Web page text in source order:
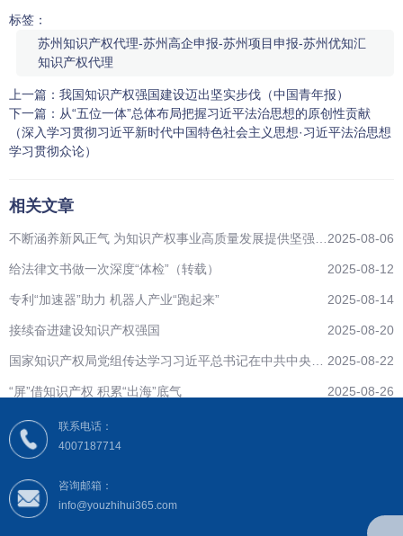
标签：
苏州知识产权代理-苏州高企申报-苏州项目申报-苏州优知汇
知识产权代理
上一篇： 我国知识产权强国建设迈出坚实步伐（中国青年报）
下一篇： 从“五位一体”总体布局把握习近平法治思想的原创性贡献
（深入学习贯彻习近平新时代中国特色社会主义思想·习近平法治思想
学习贯彻众论）
相关文章
2025-08-06
不断涵养新风正气 为知识产权事业高质量发展提供坚强作
2025-08-12
给法律文书做一次深度“体检”（转载）
2025-08-14
专利“加速器”助力 机器人产业“跑起来”
2025-08-20
接续奋进建设知识产权强国
2025-08-22
国家知识产权局党组传达学习习近平总书记在中共中央政
2025-08-26
“屏”借知识产权 积累“出海”底气
联系电话：
4007187714
咨询邮箱：
info@youzhihui365.com